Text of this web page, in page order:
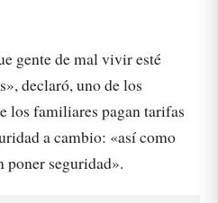
gente de mal vivir esté
declaró, uno de los
los familiares pagan tarifas
a cambio: «así como
poner seguridad».